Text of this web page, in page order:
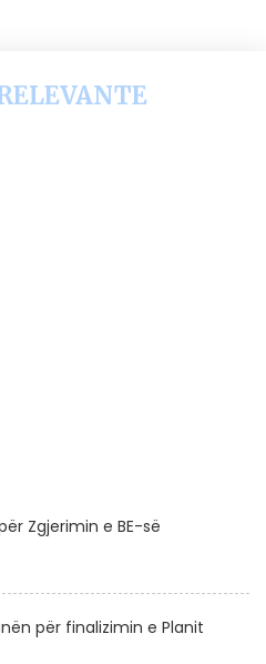
Zgjerimin e BE-së
për finalizimin e Planit